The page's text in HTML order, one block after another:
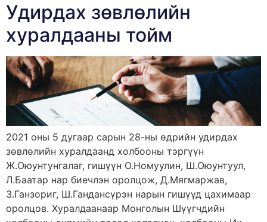
Удирдах зөвлөлийн
хуралдааны тойм
2021 оны 5 дугаар сарын 28-ны өдрийн удирдах
зөвлөлийн хуралдаанд холбооны тэргүүн
Ж.Оюунтунгалаг, гишүүн О.Номуулин, Ш.Оюунтуул,
Л.Баатар нар биечлэн оролцож, Д.Мягмаржав,
З.Ганзориг, Ш.Гандансүрэн нарын гишүүд цахимаар
оролцов. Хуралдаанаар Монголын Шүүгчдийн